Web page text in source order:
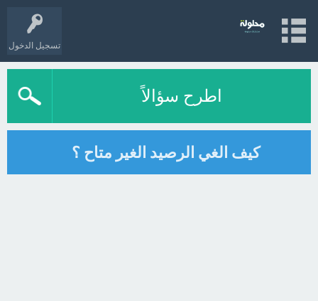
تسجيل الدخول
اطرح سؤالاً
كيف الغي الرصيد الغير متاح ؟